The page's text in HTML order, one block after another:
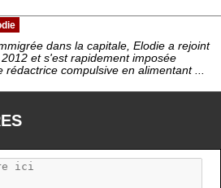
dans la capitale, Elodie a rejoint
et s'est rapidement imposée
rédactrice compulsive en alimentant ...